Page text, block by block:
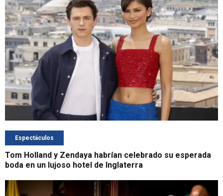
Espectáculos
Tom Holland y Zendaya habrían celebrado su esperada
boda en un lujoso hotel de Inglaterra